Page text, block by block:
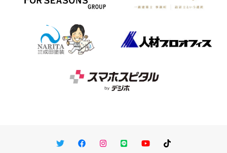
TwitterFacebookInstagram
LINE You TubeTikTok